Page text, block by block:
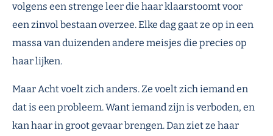
volgens een strenge leer die haar klaarstoomt voor
een zinvol bestaan overzee. Elke dag gaat ze op in een
massa van duizenden andere meisjes die precies op
haar lijken.
Maar Acht voelt zich anders. Ze voelt zich iemand en
dat is een probleem. Want iemand zijn is verboden, en
kan haar in groot gevaar brengen. Dan ziet ze haar